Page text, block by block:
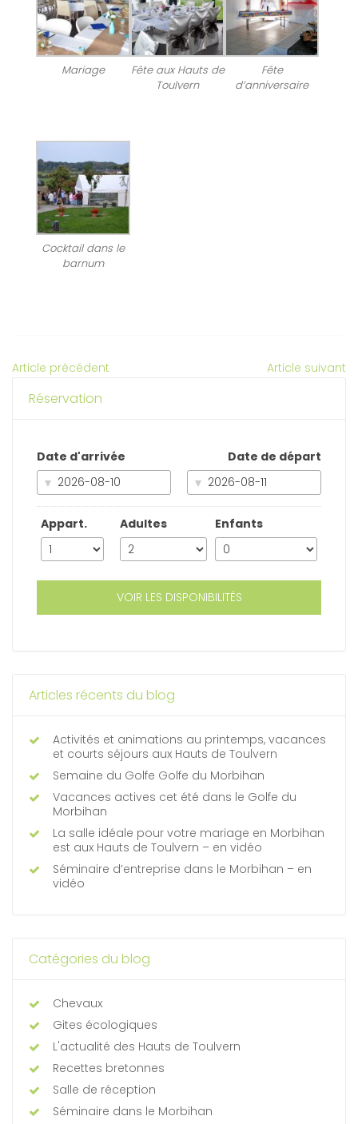
Mariage
Fête aux Hauts de
Toulvern
Fête
d’anniversaire
Cocktail dans le
barnum
Article précédent Article suivant
Réservation
Date d'arrivée Date de départ
Appart. Adultes Enfants
VOIR LES DISPONIBILITÉS
Articles récents du blog
Activités et animations au printemps, vacances
et courts séjours aux Hauts de Toulvern
Semaine du Golfe Golfe du Morbihan
Vacances actives cet été dans le Golfe du
Morbihan
La salle idéale pour votre mariage en Morbihan
est aux Hauts de Toulvern – en vidéo
Séminaire d’entreprise dans le Morbihan – en
vidéo
Catégories du blog
Chevaux
Gites écologiques
L'actualité des Hauts de Toulvern
Recettes bretonnes
Salle de réception
Séminaire dans le Morbihan